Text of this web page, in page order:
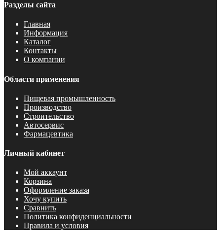
Разделы сайта
Главная
Информация
Каталог
Контакты
О компании
Области применения
Пищевая промышленность
Производство
Строительство
Автосервис
Фармацевтика
Личный кабинет
Мой аккаунт
Корзина
Оформление заказа
Хочу купить
Сравнить
Политика конфиденциальности
Правила и условия